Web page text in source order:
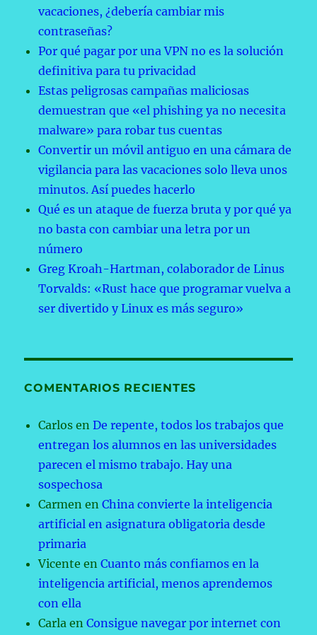
vacaciones, ¿debería cambiar mis
contraseñas?
Por qué pagar por una VPN no es la solución
definitiva para tu privacidad
Estas peligrosas campañas maliciosas
demuestran que «el phishing ya no necesita
malware» para robar tus cuentas
Convertir un móvil antiguo en una cámara de
vigilancia para las vacaciones solo lleva unos
minutos. Así puedes hacerlo
Qué es un ataque de fuerza bruta y por qué ya
no basta con cambiar una letra por un
número
Greg Kroah-Hartman, colaborador de Linus
Torvalds: «Rust hace que programar vuelva a
ser divertido y Linux es más seguro»
COMENTARIOS RECIENTES
Carlos enDe repente, todos los trabajos que
entregan los alumnos en las universidades
parecen el mismo trabajo. Hay una
sospechosa
Carmen enChina convierte la inteligencia
artificial en asignatura obligatoria desde
primaria
Vicente enCuanto más confiamos en la
inteligencia artificial, menos aprendemos
con ella
Carla enConsigue navegar por internet con